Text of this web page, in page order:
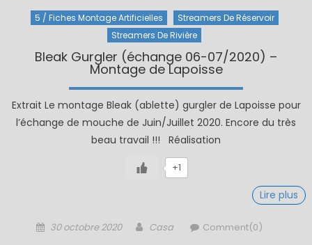
5 / Fiches Montage Artificielles
Streamers De Réservoir
Streamers De Rivière
Bleak Gurgler (échange 06-07/2020) –
Montage de Lapoisse
Extrait Le montage Bleak (ablette) gurgler de Lapoisse pour
l’échange de mouche de Juin/Juillet 2020. Encore du très
beau travail !!! Réalisation
+1
Lire plus
Posted
30 octobre 2020 Author
Casa Comment(0)